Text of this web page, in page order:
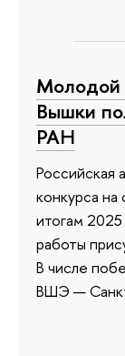
Молодой
Вышки
РАН
Российская
конкурса
итогам 2025
работы
В числе
ВШЭ —